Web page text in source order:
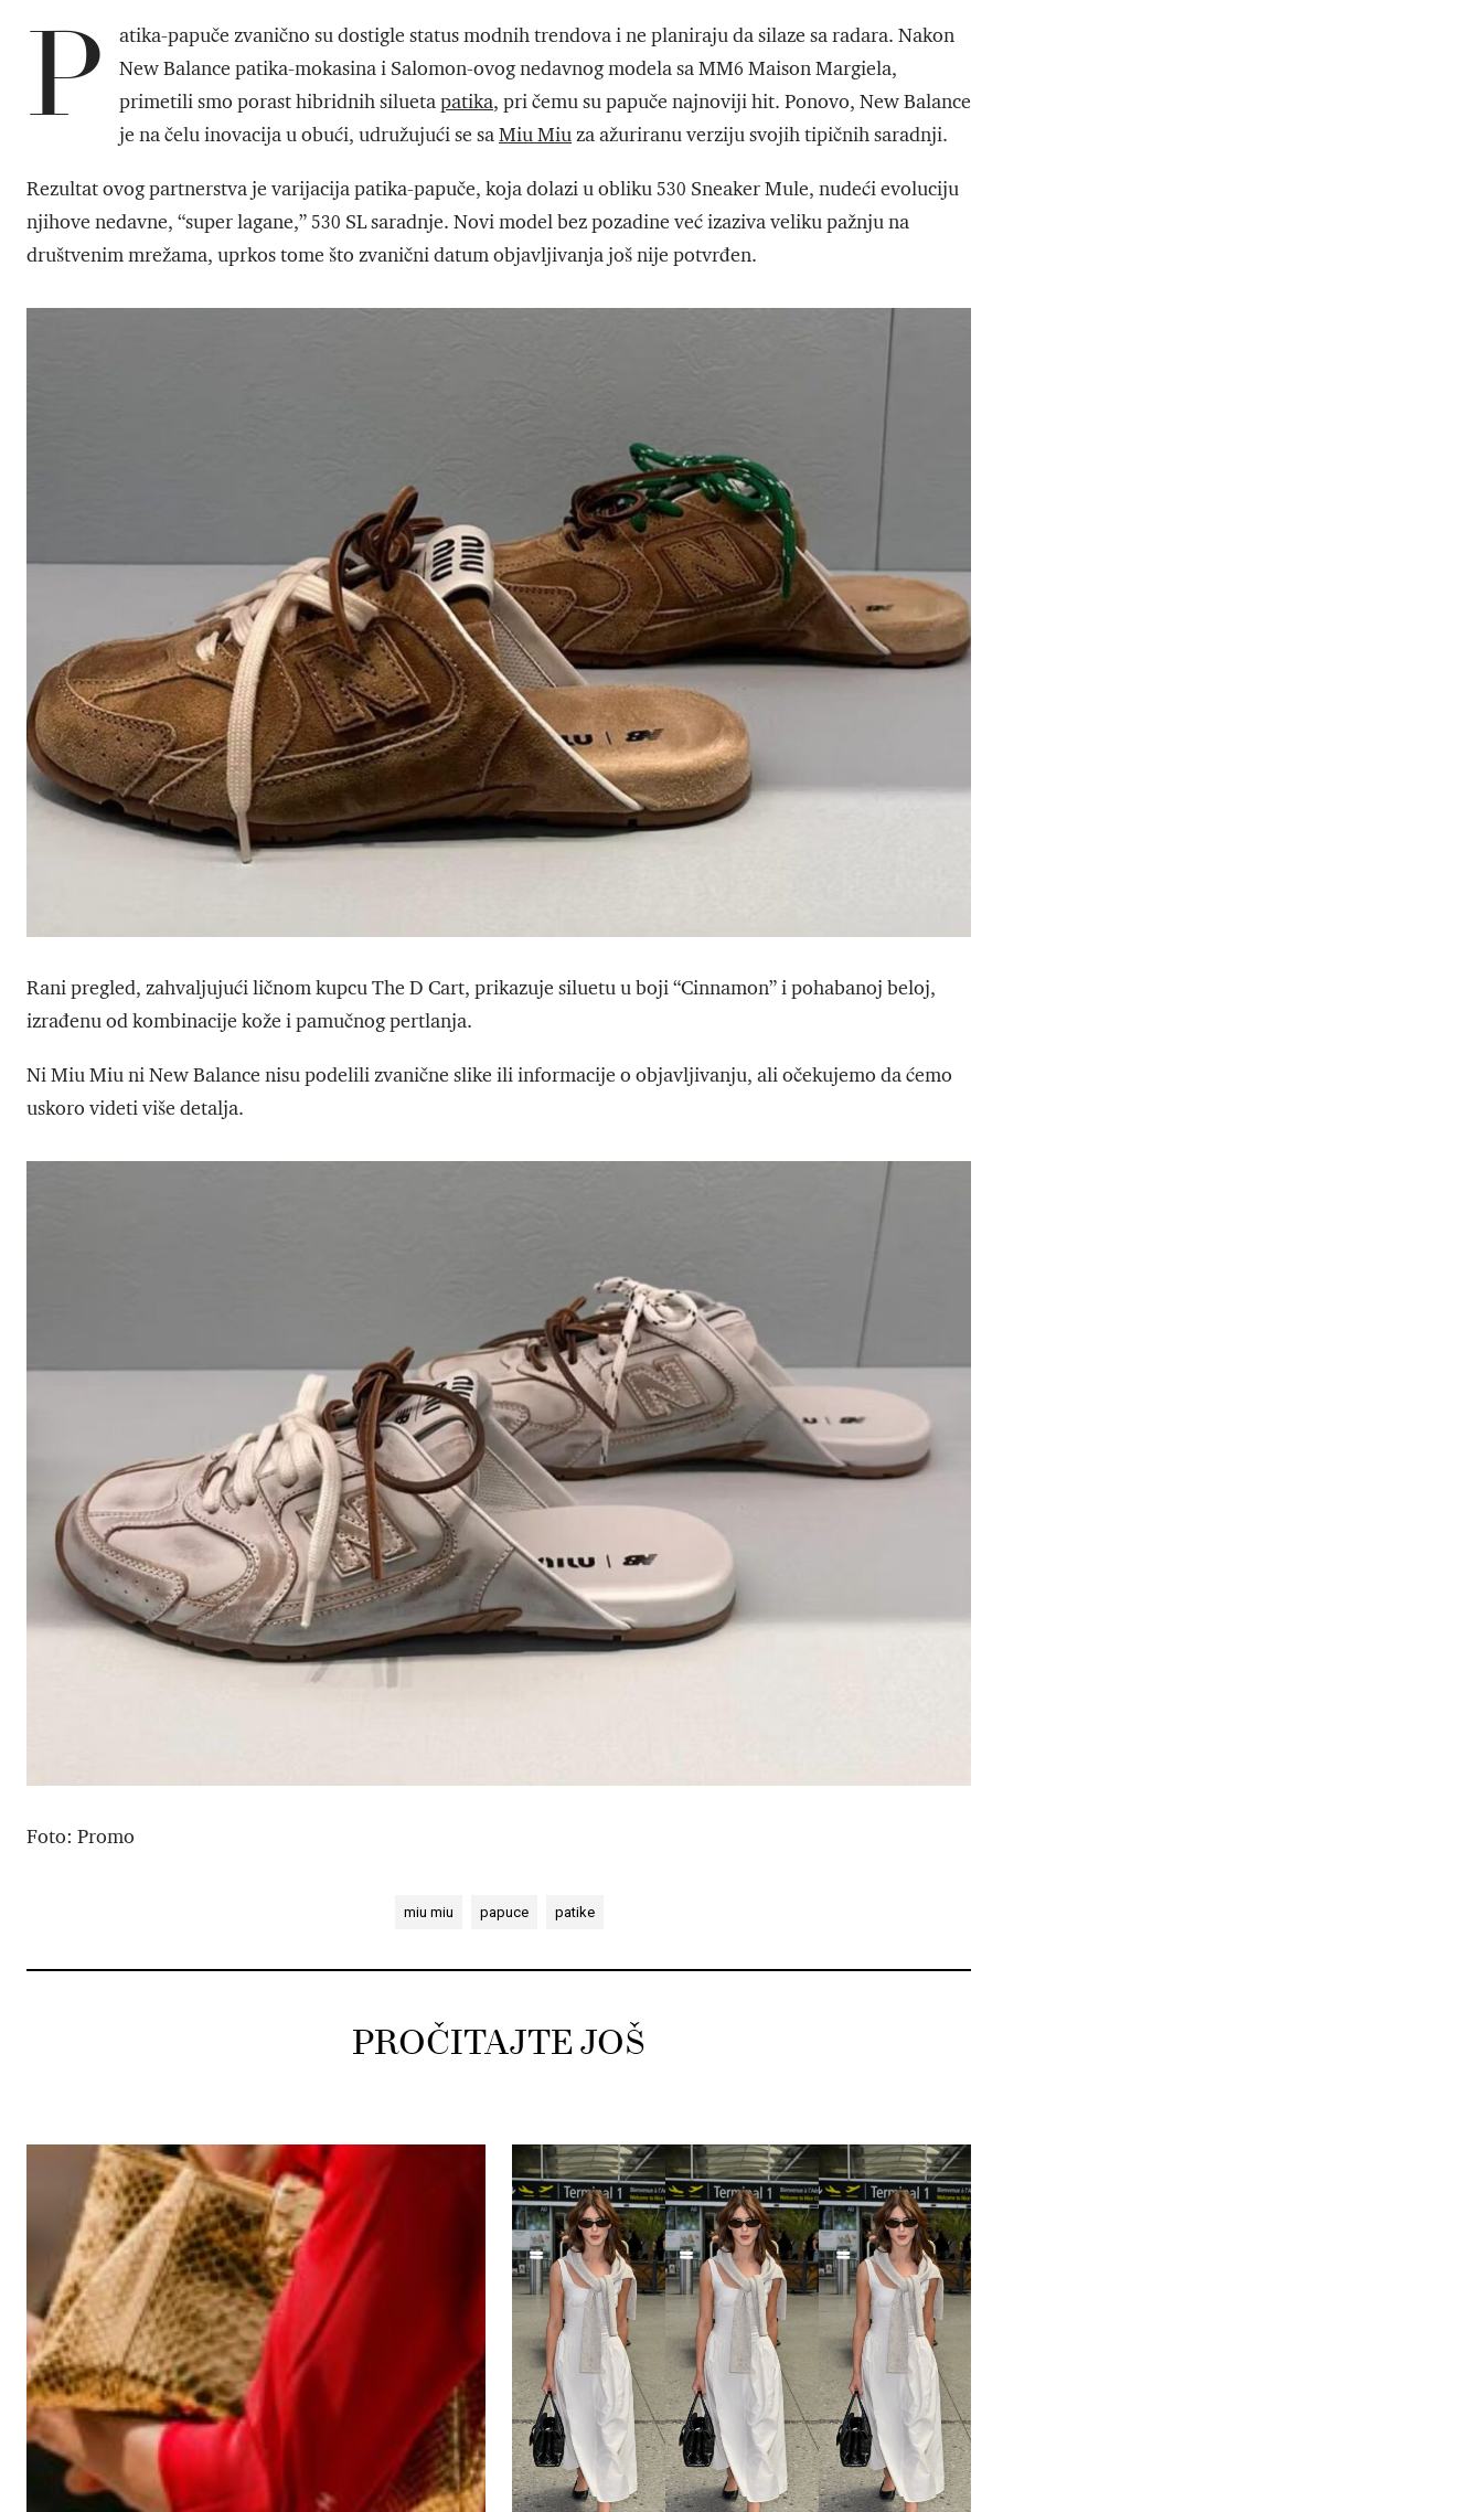
P
atika-papuče zvanično su dostigle status modnih trendova i ne planiraju da silaze sa radara. Nakon
New Balance patika-mokasina i Salomon-ovog nedavnog modela sa MM6 Maison Margiela,
primetili smo porast hibridnih siluetapatika, pri čemu su papuče najnoviji hit. Ponovo, New Balance
je na čelu inovacija u obući, udružujući se saMiu Miuza ažuriranu verziju svojih tipičnih saradnji.
Rezultat ovog partnerstva je varijacija patika-papuče, koja dolazi u obliku 530 Sneaker Mule, nudeći evoluciju
njihove nedavne, “super lagane,” 530 SL saradnje. Novi model bez pozadine već izaziva veliku pažnju na
društvenim mrežama, uprkos tome što zvanični datum objavljivanja još nije potvrđen.
Rani pregled, zahvaljujući ličnom kupcu The D Cart, prikazuje siluetu u boji “Cinnamon” i pohabanoj beloj,
izrađenu od kombinacije kože i pamučnog pertlanja.
Ni Miu Miu ni New Balance nisu podelili zvanične slike ili informacije o objavljivanju, ali očekujemo da ćemo
uskoro videti više detalja.
Foto: Promo
miu miu papuce patike
PROČITAJTE JOŠ